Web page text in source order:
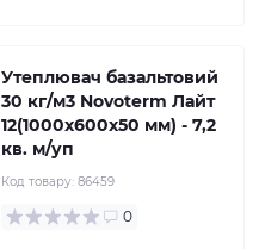
Утеплювач базальтовий
30 кг/м3 Novoterm Лайт
12(1000x600x50 мм) - 7,2
кв. м/уп
Код товару: 86459
0